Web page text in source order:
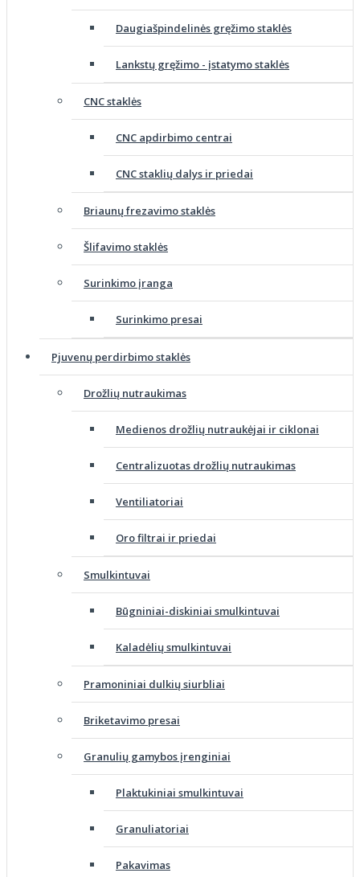
Daugiašpindelinės gręžimo staklės
Lankstų gręžimo - įstatymo staklės
CNC staklės
CNC apdirbimo centrai
CNC staklių dalys ir priedai
Briaunų frezavimo staklės
Šlifavimo staklės
Surinkimo įranga
Surinkimo presai
Pjuvenų perdirbimo staklės
Drožlių nutraukimas
Medienos drožlių nutraukėjai ir ciklonai
Centralizuotas drožlių nutraukimas
Ventiliatoriai
Oro filtrai ir priedai
Smulkintuvai
Būgniniai-diskiniai smulkintuvai
Kaladėlių smulkintuvai
Pramoniniai dulkių siurbliai
Briketavimo presai
Granulių gamybos įrenginiai
Plaktukiniai smulkintuvai
Granuliatoriai
Pakavimas